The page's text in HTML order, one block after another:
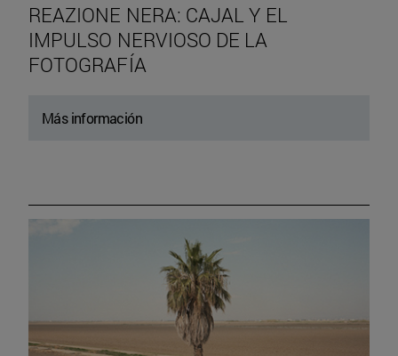
REAZIONE NERA: CAJAL Y EL
IMPULSO NERVIOSO DE LA
FOTOGRAFÍA
Más información